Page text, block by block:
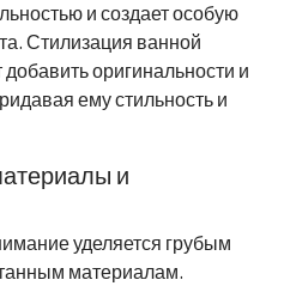
и создает особую
Стилизация ванной
оригинальности и
ему стильность и
и
уделяется грубым
материалам.